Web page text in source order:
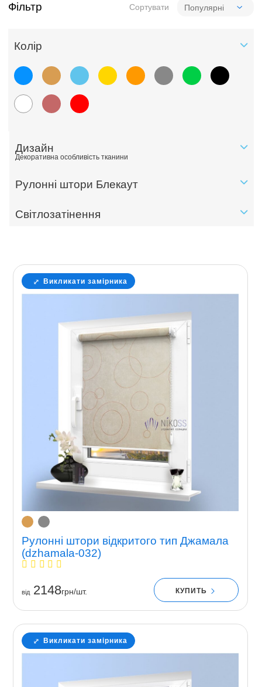
Фільтр Сортувати
Колiр
Дизайн
Декоративна особливість тканини
Рулонні штори Блекаут
Світлозатінення
Викликати замірника
Рулонні штори відкритого тип Джамала
(dzhamala-032)
вiд2148грн/шт. КУПИТЬ
Викликати замірника